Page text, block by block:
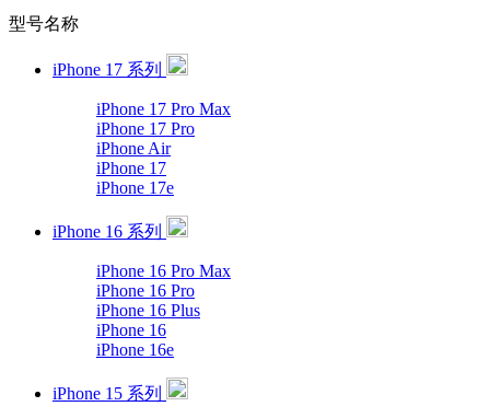
型号名称
iPhone 17 系列
iPhone 17 Pro Max
iPhone 17 Pro
iPhone Air
iPhone 17
iPhone 17e
iPhone 16 系列
iPhone 16 Pro Max
iPhone 16 Pro
iPhone 16 Plus
iPhone 16
iPhone 16e
iPhone 15 系列